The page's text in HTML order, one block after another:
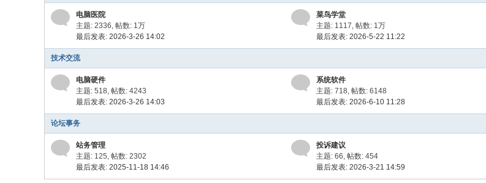
电脑医院
主题: 2336, 帖数: 1万
最后发表: 2026-3-26 14:02
菜鸟学堂
主题: 1117, 帖数: 1万
最后发表: 2026-5-22 11:22
技术交流
电脑硬件
主题: 518, 帖数: 4243
最后发表: 2026-3-26 14:03
系统软件
主题: 718, 帖数: 6148
最后发表: 2026-6-10 11:28
论坛事务
站务管理
主题: 125, 帖数: 2302
最后发表: 2025-11-18 14:46
投诉建议
主题: 66, 帖数: 454
最后发表: 2026-3-21 14:59